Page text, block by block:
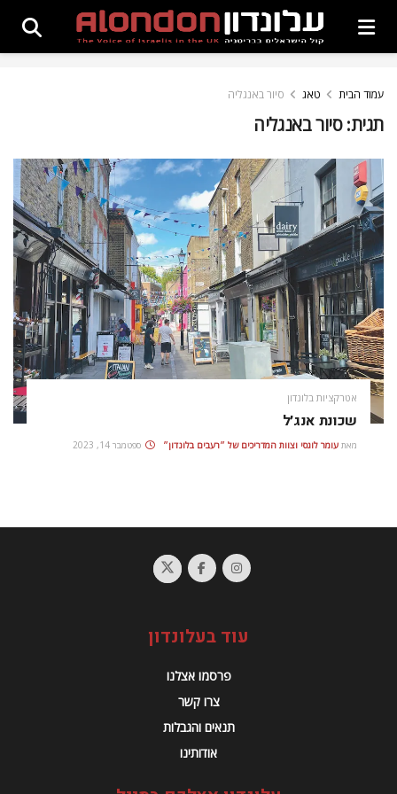
עמוד הבית טאג סיור באנגליה
תגית:סיור באנגליה
אטרקציות בלונדון
שכונת אנג׳ל
מאת עומר לוגסי וצוות המדריכים של ״רעבים בלונדון״ ספטמבר 14, 2023
עוד בעלונדון
פרסמו אצלנו
צרו קשר
תנאים והגבלות
אודותינו